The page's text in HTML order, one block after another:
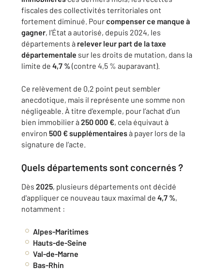
fiscales des collectivités territoriales ont
fortement diminué. Pourcompenser ce manque à
gagner, l’État a autorisé, depuis 2024, les
départements à relever leur part de la taxe
départementale sur les droits de mutation, dans la
limite de 4,7 %(contre 4,5 % auparavant).
Ce relèvement de 0,2 point peut sembler
anecdotique, mais il représente une somme non
négligeable. À titre d’exemple, pour l’achat d’un
bien immobilier à 250 000 €, cela équivaut à
environ 500 € supplémentairesà payer lors de la
signature de l’acte.
Quels départements sont concernés ?
Dès 2025, plusieurs départements ont décidé
d'appliquer ce nouveau taux maximal de 4,7 %,
notamment :
Alpes-Maritimes
Hauts-de-Seine
Val-de-Marne
Bas-Rhin